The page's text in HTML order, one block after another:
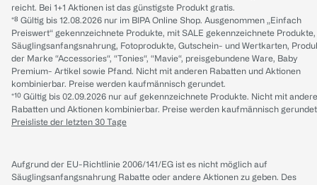
reicht. Bei 1+1 Aktionen ist das günstigste Produkt gratis.
*⁸ Gültig bis 12.08.2026 nur im BIPA Online Shop. Ausgenommen „Einfach
Preiswert“ gekennzeichnete Produkte, mit SALE gekennzeichnete Produkte,
Säuglingsanfangsnahrung, Fotoprodukte, Gutschein- und Wertkarten,
der Marke “Accessories“, “Tonies“, “Mavie“, preisgebundene Ware, Baby
Premium- Artikel sowie Pfand. Nicht mit anderen Rabatten und Aktionen
kombinierbar. Preise werden kaufmännisch gerundet.
*¹⁰ Gültig bis 02.09.2026 nur auf gekennzeichnete Produkte. Nicht mit
Rabatten und Aktionen kombinierbar. Preise werden kaufmännisch
Preisliste der letzten 30 Tage
Aufgrund der EU-Richtlinie 2006/141/EG ist es nicht möglich auf
Säuglingsanfangsnahrung Rabatte oder andere Aktionen zu geben. Des